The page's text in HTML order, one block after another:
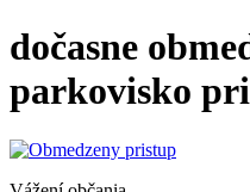
dočasne
parkovisko